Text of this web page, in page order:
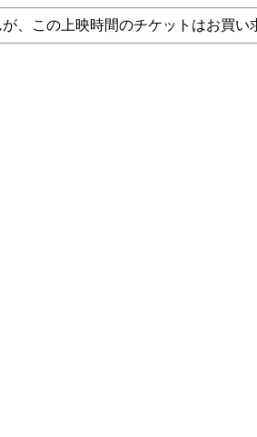
、この上映時間のチケットはお買い